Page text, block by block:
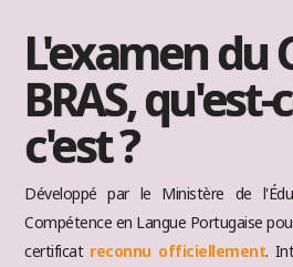
L'examen du
BRAS, qu'est-
c'est ?
Développé par le Ministère de
Compétence en Langue Portugaise
certificat reconnu officiellement.